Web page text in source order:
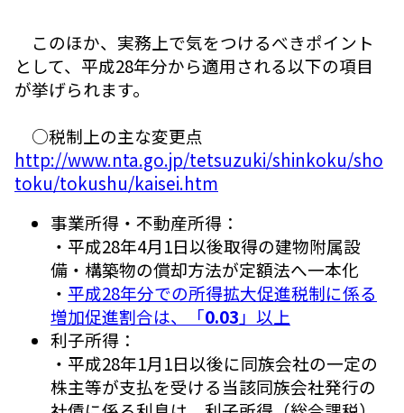
このほか、実務上で気をつけるべきポイント
として、平成28年分から適用される以下の項目
が挙げられます。
○税制上の主な変更点
http://www.nta.go.jp/tetsuzuki/shinkoku/sho
toku/tokushu/kaisei.htm
事業所得・不動産所得：
・平成28年4月1日以後取得の建物附属設
備・構築物の償却方法が定額法へ一本化
・ 平成28年分での所得拡大促進税制に係る
増加促進割合は、「0.03 」以上
利子所得：
・平成28年1月1日以後に同族会社の一定の
株主等が支払を受ける当該同族会社発行の